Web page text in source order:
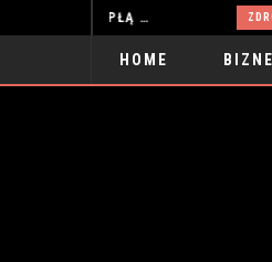
ZDROWIE I URODA
HOME